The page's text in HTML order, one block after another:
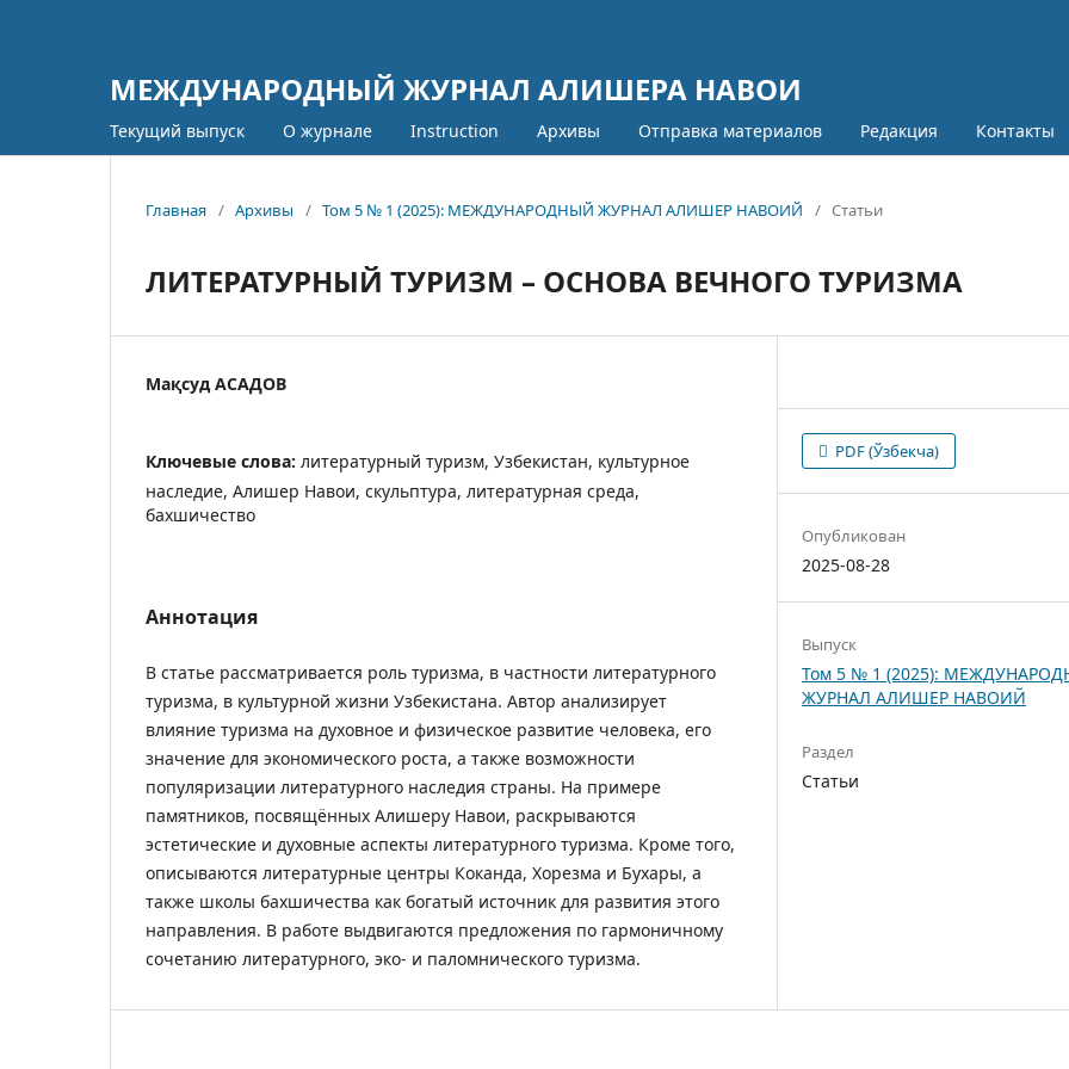
МЕЖДУНАРОДНЫЙ ЖУРНАЛ АЛИШЕРА НАВОИ
Текущий выпуск О журнале Instruction Архивы Отправка материалов Редакция Контакты
Главная / Архивы / Том 5 № 1 (2025): МЕЖДУНАРОДНЫЙ ЖУРНАЛ АЛИШЕР НАВОИЙ / Статьи
ЛИТЕРАТУРНЫЙ ТУРИЗМ – ОСНОВА ВЕЧНОГО ТУРИЗМА
Мақсуд АСАДОВ
Ключевые слова: литературный туризм, Узбекистан, культурное
наследие, Алишер Навои, скульптура, литературная среда,
бахшичество
Аннотация
В статье рассматривается роль туризма, в частности литературного
туризма, в культурной жизни Узбекистана. Автор анализирует
влияние туризма на духовное и физическое развитие человека, его
значение для экономического роста, а также возможности
популяризации литературного наследия страны. На примере
памятников, посвящённых Алишеру Навои, раскрываются
эстетические и духовные аспекты литературного туризма. Кроме того,
описываются литературные центры Коканда, Хорезма и Бухары, а
также школы бахшичества как богатый источник для развития этого
направления. В работе выдвигаются предложения по гармоничному
сочетанию литературного, эко- и паломнического туризма.
PDF (Ўзбекча)
Опубликован
2025-08-28
Выпуск
Том 5 № 1 (2025):
ЖУРНАЛ АЛИШЕР НАВОИЙ
Раздел
Статьи